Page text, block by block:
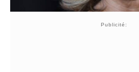
Publicité: